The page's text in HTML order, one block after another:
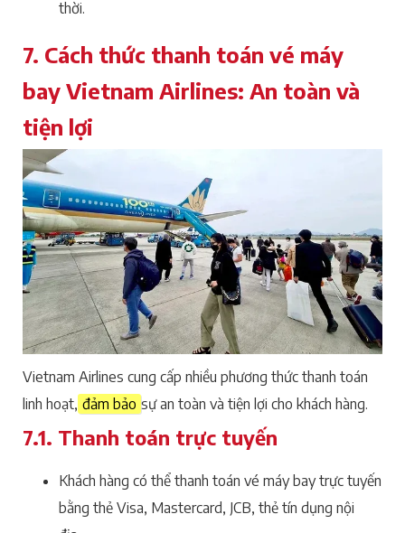
thời.
7. Cách thức thanh toán vé máy
bay Vietnam Airlines: An toàn và
tiện lợi
Vietnam Airlines cung cấp nhiều phương thức thanh toán
linh hoạt, đảm bảo sự an toàn và tiện lợi cho khách hàng.
7.1. Thanh toán trực tuyến
Khách hàng có thể thanh toán vé máy bay trực tuyến
bằng thẻ Visa, Mastercard, JCB, thẻ tín dụng nội